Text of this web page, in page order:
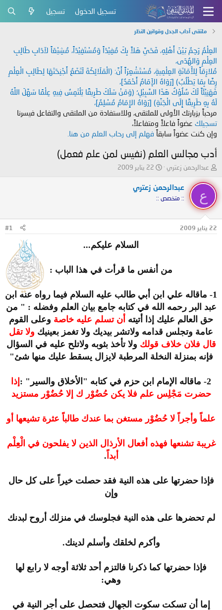
تسجيل الدخول تسجيل
ملتقى آداب الجدل وقوانين النظر
العِلْمُ رَحِمٌ بَيْنَ أَهْلِهِ، فَحَيَّ هَلاً بِكَ مُفِيْدَاً وَمُسْتَفِيْدَاً، مُشِيْعَاً لآدَابِ طَالِبِ
العِلْمِ وَالهُدَى،
مُلازِمَاً لِلأَمَانَةِ العِلْمِيةِ، مُسْتَشْعِرَاً أَنَّ: (الْمَلَائِكَةَ لَتَضَعُ أَجْنِحَتَهَا لِطَالِبِ الْعِلْمِ
رِضًا بِمَا يَطْلُبُ) [رَوَاهُ الإَمَامُ أَحْمَدُ]،
فَهَنِيْئَاً لَكَ سُلُوْكُ هَذَا السَّبِيْلِ؛ (وَمَنْ سَلَكَ طَرِيقًا يَلْتَمِسُ فِيهِ عِلْمًا سَهَّلَ اللَّهُ
لَهُ بِهِ طَرِيقًا إِلَى الْجَنَّةِ) [رَوَاهُ الإِمَامُ مُسْلِمٌ]،
مرحباً بزيارتك الأولى للملتقى، وللاستفادة من الملتقى والتفاعل فيسرنا
تسجيلك عضواً فاعلاً ومتفاعلاً،
وإن كنت عضواً سابقاً فهلم إلى رحاب العلم من هنا.
أدب مجالس العلم (نفيس لمن علم فعمل)
ب
د
ئ
ل
م
و
عبدالرحمن زعتري
ت
ي
ل
22 يناير 2009
ع
عبدالرحمن زعتري
:: متخصص ::
22 يناير 2009 #1
السلام عليكم...
من أنفس ما قرأت في هذا الباب :
1- ماقاله علي ابن أبي طالب عليه السلام فيما رواه عنه ابن
عبد البر رحمه الله في كتابه جامع بيان العلم وفضله : " من
حق العالم عليك إذا أتيته أن تسلم عليه خاصة وعلى القوم
عامة وتجلس قدامه ولاتشر بيديك ولا تغمز بعينيك ولا تقل
قال فلان خلاف قولك ولا تأخذ بثوبه ولاتلح عليه في السؤال
فإنه بمنزلة النخلة المرطبة لايزال يسقط عليك منها شئ"
2- ماقاله الإمام ابن حزم في كتابه "الأخلاق والسير" :
إذا
حضرت مَجْلِس علم فلا يكن حُضُوْر ك إلا حُضُوْر مستزيد
علماً وأجراً لا حُضُوْر مستغن بما عندك طالباً عثرة تشيعها أو
غريبة تشنعها فهذه أفعال الأرذال الذين لا يفلحون في الْعِلْم
أبداً .
فإذا حضرتها على هذه النية فقد حصلت خيراً على كل حال
وإن
لم تحضرها على هذه النية فجلوسك في منزلك أروح لبدنك
وأكرم لخلقك وأسلم لدينك.
فإذا حضرتها كما ذكرنا فالتزم أحد ثلاثة أوجه لا رابع لها
وهي:
إما أن تسكت سكوت الجهال فتحصل على أجر النية في